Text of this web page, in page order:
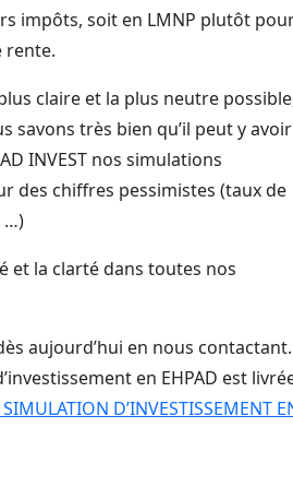
impôts, soit en LMNP plutôt
rente.
claire et la plus neutre
savons très bien qu’il peut y
INVEST nos simulations
des chiffres pessimistes (taux de
…)
et la clarté dans toutes nos
aujourd’hui en nous contactant.
en EHPAD est
D’INVESTISSEMENT